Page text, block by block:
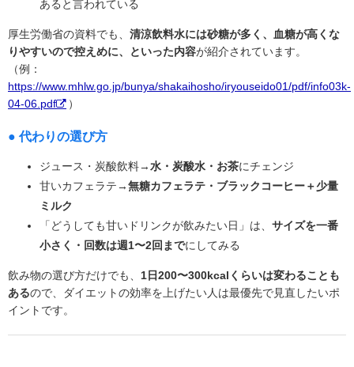
あると言われている
厚生労働省の資料でも、 清涼飲料水には砂糖が多く、血糖が高くな
りやすいので控えめに、といった内容が紹介されています。
（例：
https://www.mhlw.go.jp/bunya/shakaihosho/iryouseido01/pdf/info03k-
04-06.pdf
）
● 代わりの選び方
ジュース・炭酸飲料→水・炭酸水・お茶にチェンジ
甘いカフェラテ→無糖カフェラテ・ブラックコーヒー＋少量
ミルク
「どうしても甘いドリンクが飲みたい日」は、 サイズを一番
小さく・回数は週1〜2回までにしてみる
飲み物の選び方だけでも、 1日200〜300kcalくらいは変わることも
あるので、ダイエットの効率を上げたい人は最優先で見直したいポ
イントです。